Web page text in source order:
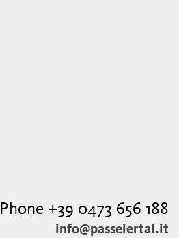
Phone +39 0473 656 188
info@passeiertal.it